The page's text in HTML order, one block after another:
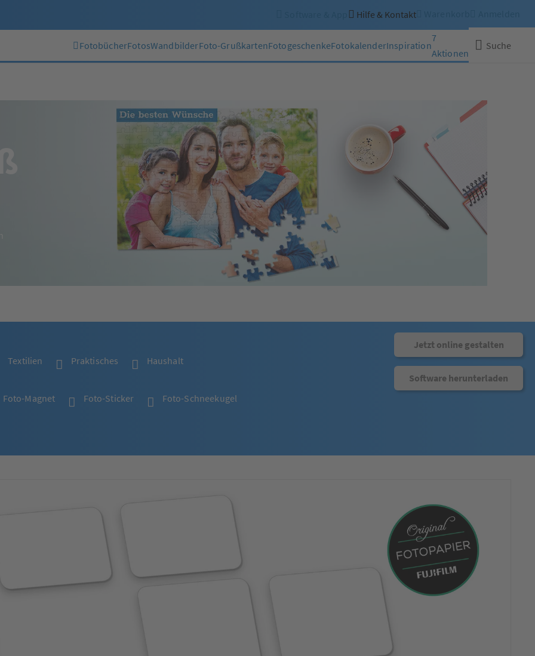
Hilfe & Kontakt
FotobücherFotosWandbilderFoto-GrußkartenFotogeschenkeFotokalenderInspiration
7
Aktionen
Suche
Textilien Praktisches Haushalt
Foto-Magnet Foto-Sticker Foto-Schneekugel
Jetzt online gestalten
Software herunterladen